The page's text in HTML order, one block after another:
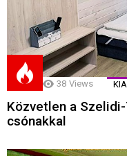
38 Views
Közvetlen a
csónakkal